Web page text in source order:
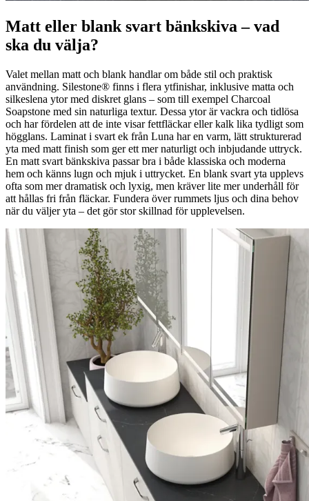
Matt eller blank svart bänkskiva – vad
ska du välja?
Valet mellan matt och blank handlar om både stil och praktisk
användning. Silestone® finns i flera ytfinishar, inklusive matta och
silkeslena ytor med diskret glans – som till exempel Charcoal
Soapstone med sin naturliga textur. Dessa ytor är vackra och tidlösa
och har fördelen att de inte visar fettfläckar eller kalk lika tydligt som
högglans. Laminat i svart ek från Luna har en varm, lätt strukturerad
yta med matt finish som ger ett mer naturligt och inbjudande uttryck.
En matt svart bänkskiva passar bra i både klassiska och moderna
hem och känns lugn och mjuk i uttrycket. En blank svart yta upplevs
ofta som mer dramatisk och lyxig, men kräver lite mer underhåll för
att hållas fri från fläckar. Fundera över rummets ljus och dina behov
när du väljer yta – det gör stor skillnad för upplevelsen.